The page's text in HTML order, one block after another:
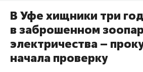
В Уфе хищники три
в заброшенном
электричества –
начала проверку